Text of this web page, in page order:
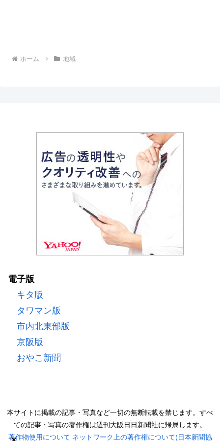
ホーム 地域
電子版
キタ版
タワマン版
市内北東部版
京阪版
おやこ新聞
本サイトに掲載の記事・写真など一切の無断転載を禁じます。すべ
ての記事・写真の著作権は週刊大阪日日新聞社に帰属します。
著作物使用について ネットワーク上の著作権について(日本新聞協